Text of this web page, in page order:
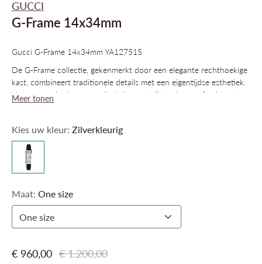
GUCCI
G-Frame 14x34mm
Gucci G-Frame 14x34mm YA127515
De G-Frame collectie, gekenmerkt door een elegante rechthoekige
kast, combineert traditionele details met een eigentijdse esthetiek.
Het accessoire is vervaardigd uit roestvrij staal en verfraaid met
een zilverkleurige wijzerplaat bezet met diamanten.
Meer tonen
Kies uw kleur: Zilverkleurig
Maat: One size
One size
€ 1.200,00
€ 960,00